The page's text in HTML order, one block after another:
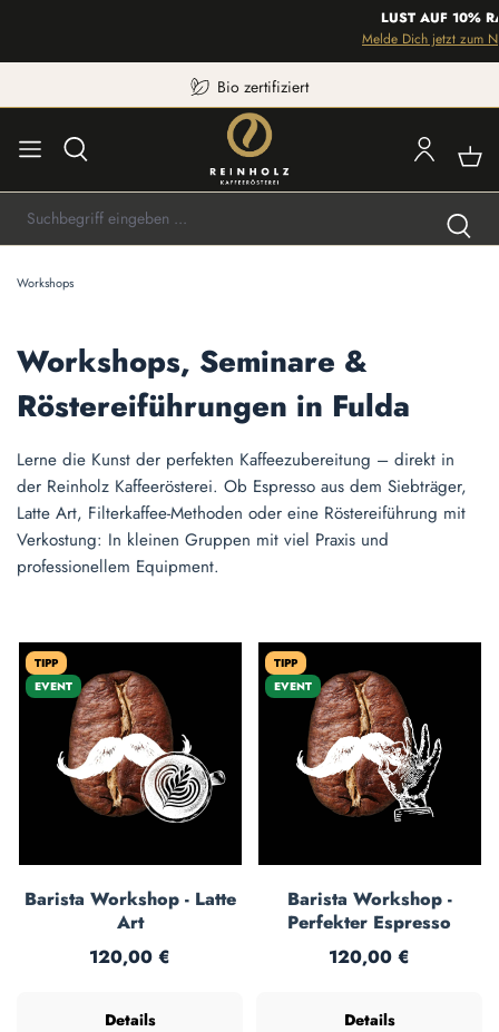
LUST AUF 10%
Melde Dich jetzt zum
Bio zertifiziert
Workshops
Workshops, Seminare &
Röstereiführungen in Fulda
Lerne die Kunst der perfekten Kaffeezubereitung – direkt in
der Reinholz Kaffeerösterei. Ob Espresso aus dem Siebträger,
Latte Art, Filterkaffee-Methoden oder eine Röstereiführung mit
Verkostung: In kleinen Gruppen mit viel Praxis und
professionellem Equipment.
TIPP
EVENT
Barista Workshop - Latte
Art
Regulärer Preis:
120,00 €
Details
TIPP
EVENT
Barista Workshop -
Perfekter Espresso
Regulärer Preis:
120,00 €
Details